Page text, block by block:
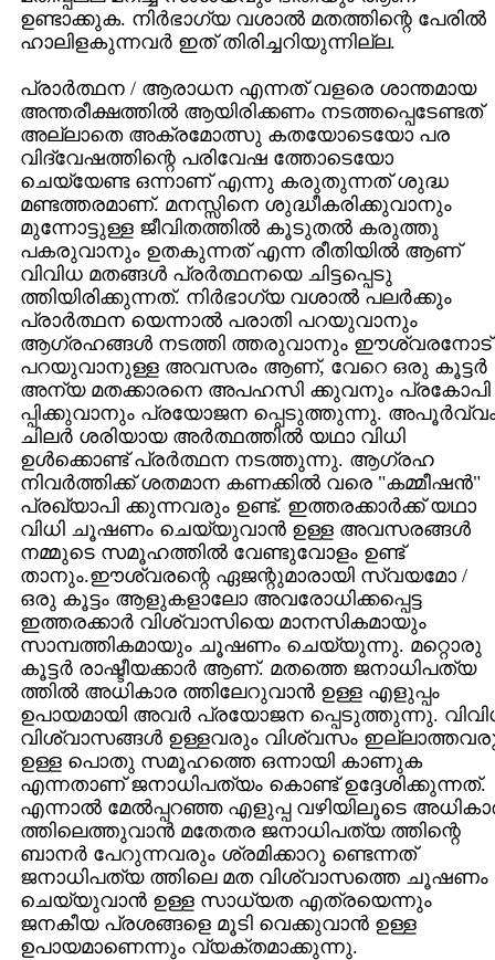
ഉണ്ടാക്കുക. നിര്‍ഭാഗ്യ വശാല്‍ മതത്തിന്റെ പേരില്‍
ഹാലിളകുന്നവര്‍ ഇത്‌ തിരിച്ചറിയുന്നില്ല.
പ്രാര്‍ത്ഥന / ആരാധന എന്നത്‌ വളരെ ശാന്തമായ
അന്തരീക്ഷത്തില്‍ ആയിരിക്കണം നടത്തപ്പെടേണ്ടത്‌
അല്ലാതെ അക്രമോത്സു കതയോടെയോ പര
വിദ്വേഷത്തിന്റെ പരിവേഷ ത്തോടെയോ
ചെയ്യേണ്ട ഒന്നാണ്‌ എന്നു കരുതുന്നത്‌ ശുദ്ധ
മണ്ടത്തരമാണ്‌. മനസ്സിനെ ശുദ്ധീകരിക്കുവാനും
മുന്നോട്ടുള്ള ജീവിതത്തില്‍ കൂടുതല്‍ കരുത്തു
പകരുവാനും ഉതകുന്നത്‌ എന്ന രീതിയില്‍ ആണ്‌
വിവിധ മതങ്ങള്‍ പ്രര്‍ത്ഥനയെ ചിട്ടപ്പെടു
ത്തിയിരിക്കുന്നത്‌. നിര്‍ഭാഗ്യ വശാല്‍ പലര്‍ക്കും
പ്രാര്‍ത്ഥന യെന്നാല്‍ പരാതി പറയുവാനും
ആഗ്രഹങ്ങള്‍ നടത്തി ത്തരുവാനും ഈശ്വരനോട്‌
പറയുവാനുള്ള അവസരം ആണ്‌, വേറെ ഒരു കൂട്ടര്‍
അന്യ മതക്കാരനെ അപഹസി ക്കുവനും പ്രകോപി
പ്പിക്കുവാനും പ്രയോജന പ്പെടുത്തുന്നു.
ചിലര്‍ ശരിയായ അര്‍ത്ഥത്തില്‍ യഥാ വിധി
ഉള്‍ക്കൊണ്ട്‌ പ്രര്‍ത്ഥന നടത്തുന്നു. ആഗ്രഹ
നിവര്‍ത്തിക്ക്‌ ശതമാന കണക്കില്‍ വരെ "കമ്മീഷന്‍"
പ്രഖ്യാപി ക്കുന്നവരും ഉണ്ട്‌. ഇത്തരക്കാര്‍ക്ക് യഥാ
വിധി ചൂഷണം ചെയ്യുവാന്‍ ഉള്ള അവസരങ്ങള്‍
നമ്മുടെ സമൂഹത്തില്‍ വേണ്ടുവോളം ഉണ്ട്
താനും.ഈശ്വരന്റെ ഏജന്റുമാരായി സ്വയമോ /
ഒരു കൂട്ടം ആളുകളാലോ അവരോധിക്കപ്പെട്ട
ഇത്തരക്കാര്‍ വിശ്വാസിയെ മാനസികമായും
സാമ്പത്തികമായും ചൂഷണം ചെയ്യുന്നു. മറ്റൊരു
കൂട്ടര്‍ രാഷ്ടീയക്കാര്‍ ആണ്‌. മതത്തെ ജനാധിപത്യ
ത്തില്‍ അധികാര ത്തിലേറുവാന്‍ ഉള്ള എളുപ്പം
ഉപായമായി അവര്‍ പ്രയോജന പ്പെടുത്തുന്നു.
വിശ്വാസങ്ങള്‍ ഉള്ളവരും വിശ്വസം
ഉള്ള പൊതു സമൂഹത്തെ ഒന്നായി കാണുക
എന്നതാണ്‌ ജനാധിപത്യം കൊണ്ട്‌ ഉദ്ദേശിക്കുന്നത്‌.
എന്നാല്‍ മേല്‍പ്പറഞ്ഞ എളുപ്പ വഴിയിലൂടെ
ത്തിലെത്തുവാന്‍ മതേതര ജനാധിപത്യ ത്തിന്റെ
ബാനര്‍ പേറുന്നവരും ശ്രമിക്കാറു ണ്ടെന്നത്‌
ജനാധിപത്യ ത്തിലെ മത വിശ്വാസത്തെ ചൂഷണം
ചെയ്യുവാന്‍ ഉള്ള സാധ്യത എത്രയെന്നും
ജനകീയ പ്രശങ്ങളെ മൂടി വെക്കുവാന്‍ ഉള്ള
ഉപായമാണെന്നും വ്യക്തമാക്കുന്നു.